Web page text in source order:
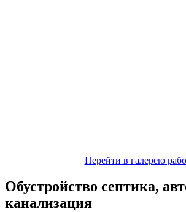
Перейти в галерею
Обустройство септика,
канализация